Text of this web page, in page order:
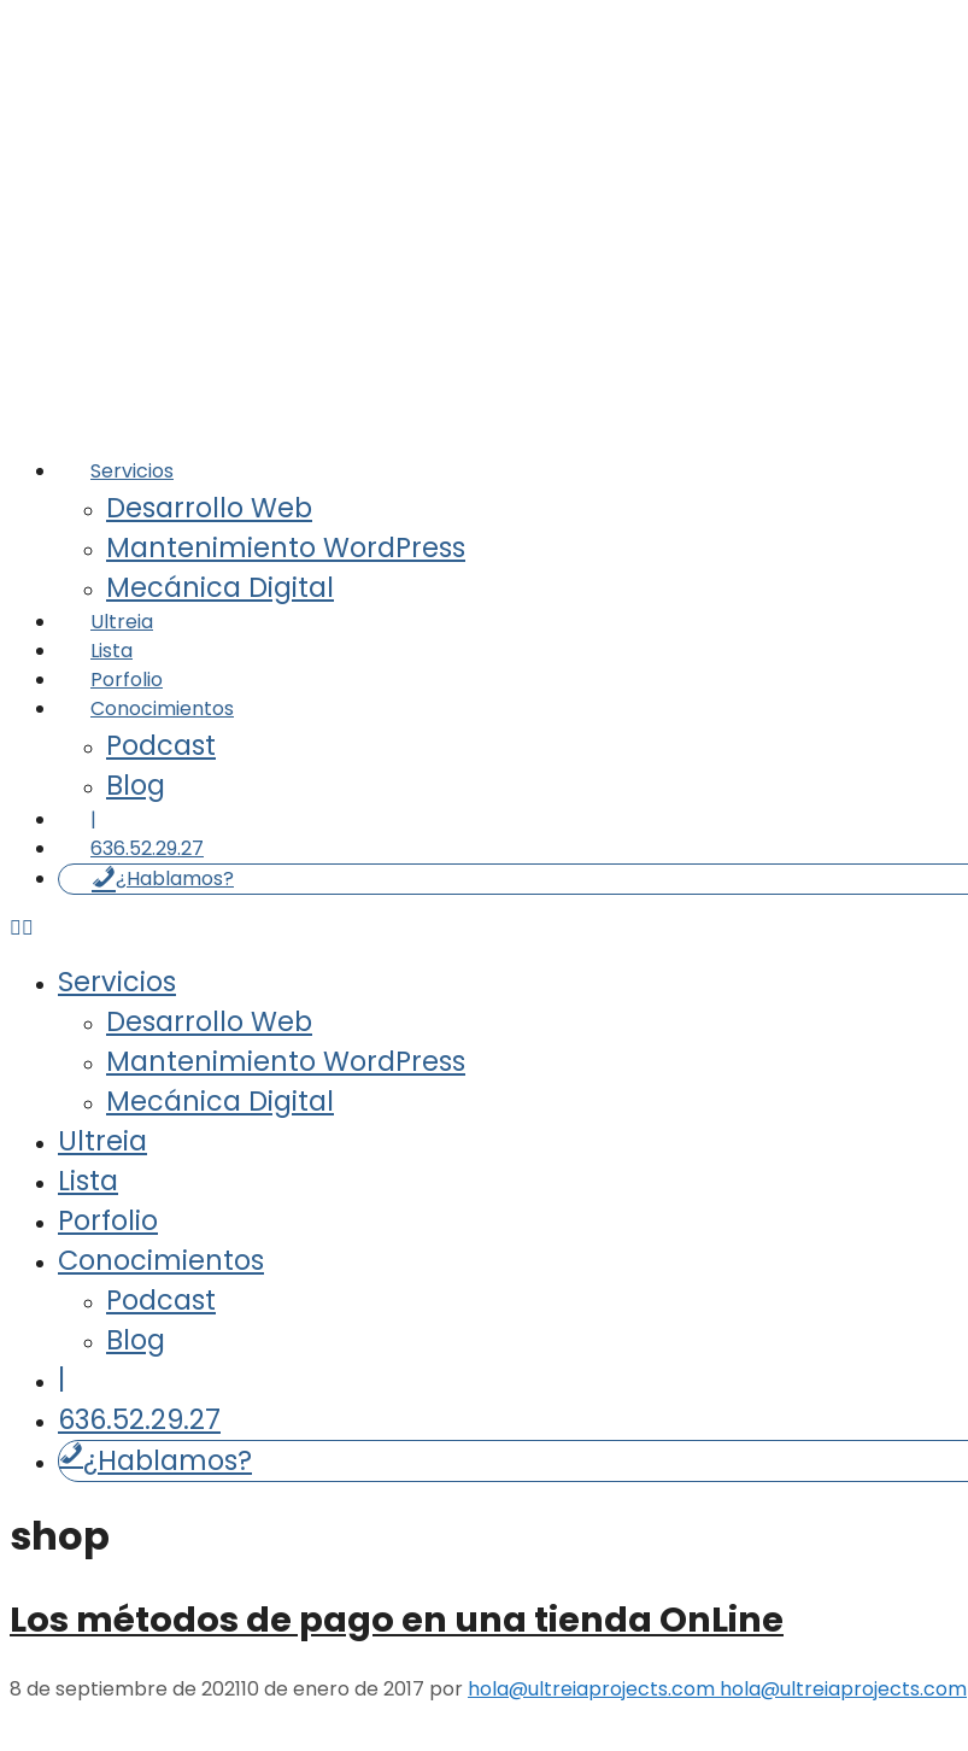
Servicios
Desarrollo Web
Mantenimiento WordPress
Mecánica Digital
Ultreia
Lista
Porfolio
Conocimientos
Podcast
Blog
|
636.52.29.27
¿Hablamos?
Servicios
Desarrollo Web
Mantenimiento WordPress
Mecánica Digital
Ultreia
Lista
Porfolio
Conocimientos
Podcast
Blog
|
636.52.29.27
¿Hablamos?
shop
Los métodos de pago en una tienda OnLine
8 de septiembre de 202110 de enero de 2017 por hola@ultreiaprojects.com hola@ultreiaprojects.com